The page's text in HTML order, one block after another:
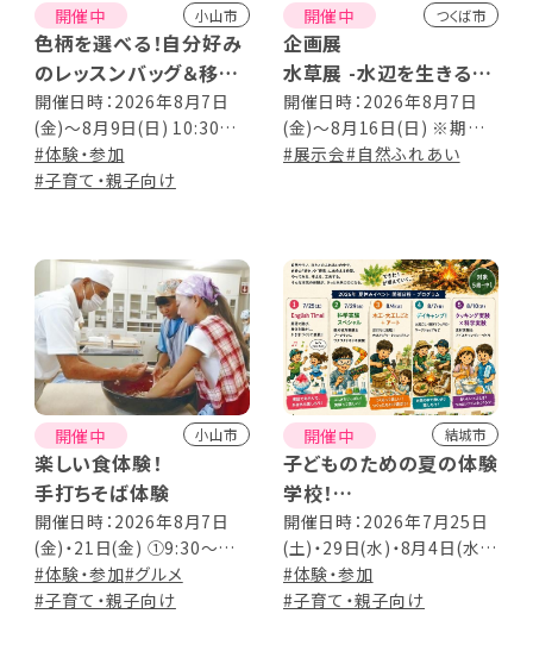
開催中 小山市
色柄を選べる！自分好み
のレッスンバッグ＆移動
ポケット
夏休みKid’sソーイング
開催日時：2026年8月7日
(金)～8月9日(日) 10:30～
12:00、13:00～16:00内で
随時開催
#体験・参加
#子育て・親子向け
開催中 つくば市
企画展
水草展 -水辺を生きる多
彩なかたち-
開催日時：2026年8月7日
(金)～8月16日(日) ※期間
中休園日なし 9:00～
#展示会#自然ふれあい
開催中 小山市
楽しい食体験！
手打ちそば体験
開催日時：2026年8月7日
(金)・21日(金) ①9:30～
②13:00～
#体験・参加#グルメ
#子育て・親子向け
開催中 結城市
子どものための夏の体験
学校！
～この夏だけの“ホンモ
ノ体験”がいっぱい！～
開催日時：2026年7月25日
(土)・29日(水)・8月4日(水)・
7日(金)・10日(月) 各回9:00
～13:00予定 ※雨天中止：
#体験・参加
#子育て・親子向け